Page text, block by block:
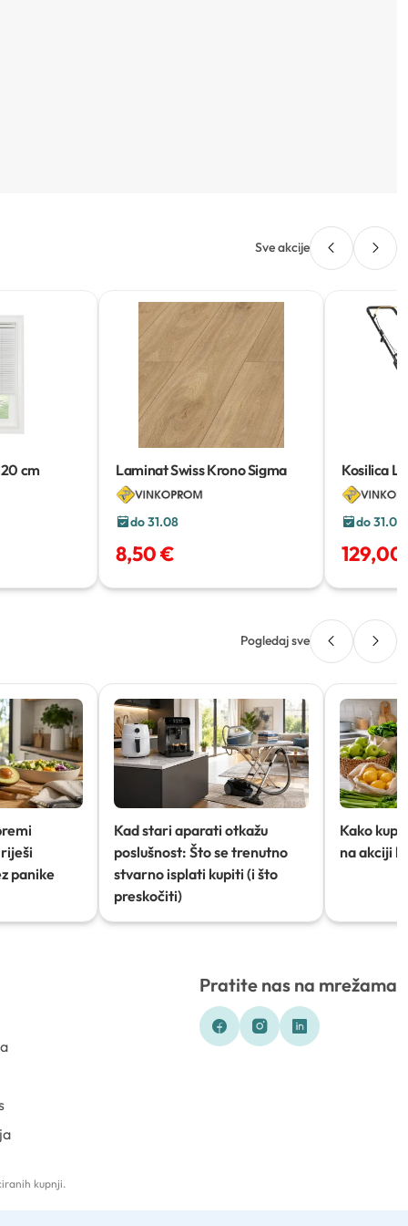
Sve akcije
cm Laminat Swiss Krono Sigma
do 31.08
8,50 €
Kosilica
do 31.08
Pogledaj sve
panike
Kad stari aparati otkažu
poslušnost: Što se trenutno
stvarno isplati kupiti (i što
preskočiti)
Kako
na akciji
Pratite nas na mrežama
kupnji.